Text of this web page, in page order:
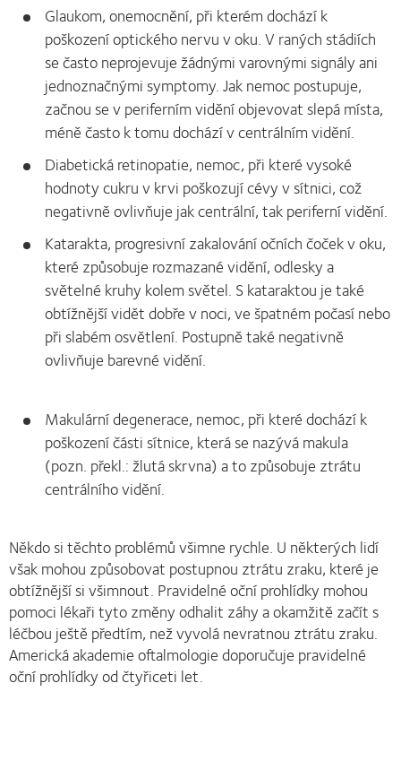
Glaukom, onemocnění, při kterém dochází k
poškození optického nervu v oku. V raných stádiích
se často neprojevuje žádnými varovnými signály ani
jednoznačnými symptomy. Jak nemoc postupuje,
začnou se v periferním vidění objevovat slepá místa,
méně často k tomu dochází v centrálním vidění.
Diabetická retinopatie, nemoc, při které vysoké
hodnoty cukru v krvi poškozují cévy v sítnici, což
negativně ovlivňuje jak centrální, tak periferní vidění.
Katarakta, progresivní zakalování očních čoček v oku,
které způsobuje rozmazané vidění, odlesky a
světelné kruhy kolem světel. S kataraktou je také
obtížnější vidět dobře v noci, ve špatném počasí nebo
při slabém osvětlení. Postupně také negativně
ovlivňuje barevné vidění.
Makulární degenerace, nemoc, při které dochází k
poškození části sítnice, která se nazývá makula
(pozn. překl.: žlutá skrvna) a to způsobuje ztrátu
centrálního vidění.
Někdo si těchto problémů všimne rychle. U některých lidí
však mohou způsobovat postupnou ztrátu zraku, které je
obtížnější si všimnout. Pravidelné oční prohlídky mohou
pomoci lékaři tyto změny odhalit záhy a okamžitě začít s
léčbou ještě předtím, než vyvolá nevratnou ztrátu zraku.
Americká akademie oftalmologie doporučuje pravidelné
oční prohlídky od čtyřiceti let.